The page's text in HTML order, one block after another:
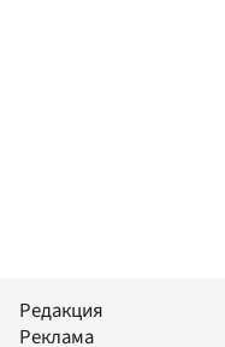
Редакция
Реклама